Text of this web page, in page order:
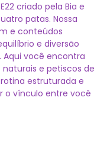
criado pela Bia e
patas. Nossa
e conteúdos
e diversão
você encontra
e petiscos de
estruturada e
o vínculo entre você